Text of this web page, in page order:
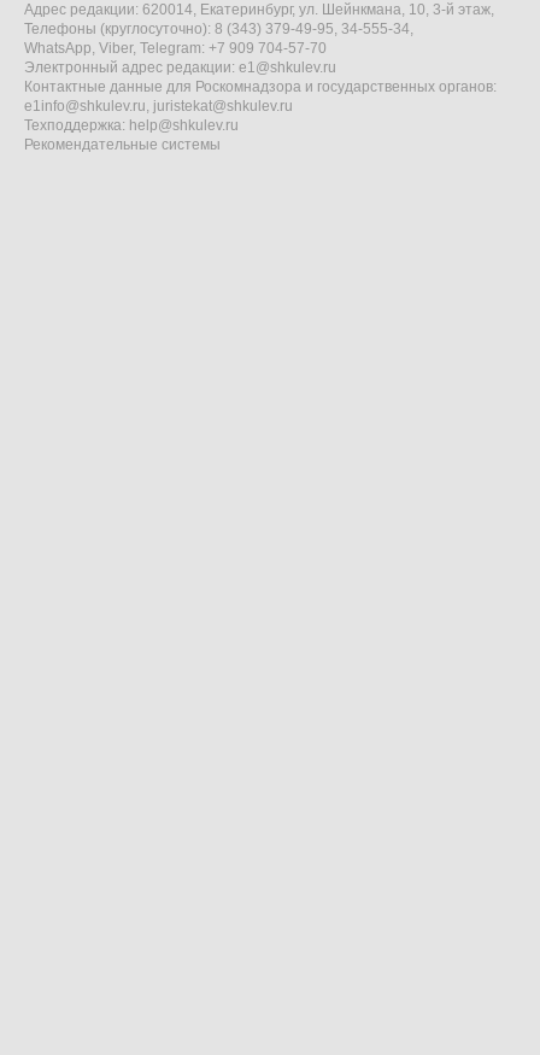
Адрес редакции: 620014, Екатеринбург, ул. Шейнкмана, 10, 3-й этаж,
Телефоны (круглосуточно): 8 (343) 379-49-95, 34-555-34,
WhatsApp, Viber, Telegram: +7 909 704-57-70
Электронный адрес редакции: e1@shkulev.ru
Контактные данные для Роскомнадзора и государственных органов:
e1info@shkulev.ru, juristekat@shkulev.ru
Техподдержка: help@shkulev.ru
Рекомендательные системы